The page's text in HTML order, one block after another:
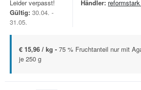
Leider verpasst!
Gültig: 30.04. -
31.05.
Händler:
€ 15,96 / kg - 75 % Fruchtanteil nur mit
je 250 g